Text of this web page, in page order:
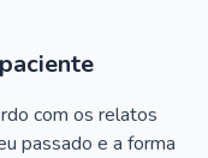
com os relatos
passado e a forma